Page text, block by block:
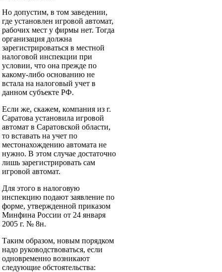
Но допустим, в том заведении,
где установлен игровой автомат,
рабочих мест у фирмы нет. Тогда
организация должна
зарегистрироваться в местной
налоговой инспекции при
условии, что она прежде по
какому-либо основанию не
встала на налоговый учет в
данном субъекте РФ.
Если же, скажем, компания из г.
Саратова установила игровой
автомат в Саратовской области,
то вставать на учет по
местонахождению автомата не
нужно. В этом случае достаточно
лишь зарегистрировать сам
игровой автомат.
Для этого в налоговую
инспекцию подают заявление по
форме, утвержденной приказом
Минфина России от 24 января
2005 г. № 8н.
Таким образом, новым порядком
надо руководствоваться, если
одновременно возникают
следующие обстоятельства: